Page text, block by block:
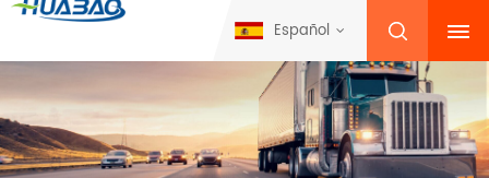
Español